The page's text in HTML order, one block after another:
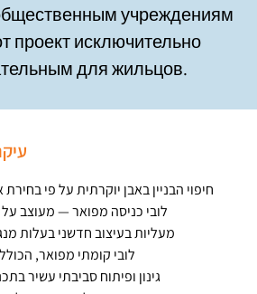
учреждениям
проект исключительно
для жильцов.
חיפוי הבניין באבן יוקרתית על פי
לובי כניסה מפואר — מעוצב
2 מעליות בעיצוב חדשני בעלות
לובי קומתי מפואר, הכולל
גינון ופיתוח סביבתי עשיר